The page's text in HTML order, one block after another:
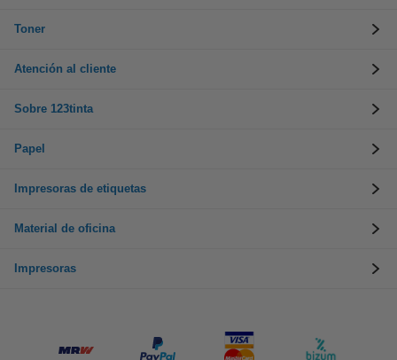
Toner
Atención al cliente
Sobre 123tinta
Papel
Impresoras de etiquetas
Material de oficina
Impresoras